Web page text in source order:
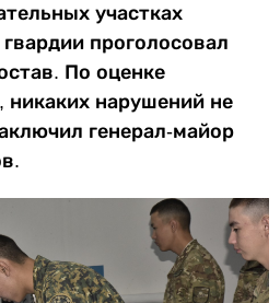
участках
проголосовал
По оценке
никаких нарушений не
генерал-майор